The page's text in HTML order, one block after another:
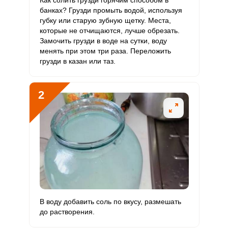
С
80.6 мкг 90 мкг 4.2 89.6
Витамин
D
10 мкг
Витамин
Биотин 0 50 мг 0 0
Витамин
120 мкг 0.1
Витамин
1.6 мг 0.4
Калий 0.1
Кальций 553 мг 1000 мг 2.6 55.3
банках? Грузди промыть водой, используя
губку или старую зубную щетку. Места,
которые не отчищаются, лучше обрезать.
Замочить грузди в воде на сутки, воду
менять при этом три раза. Переложить
грузди в казан или таз.
2
В воду добавить соль по вкусу, размешать
до растворения.